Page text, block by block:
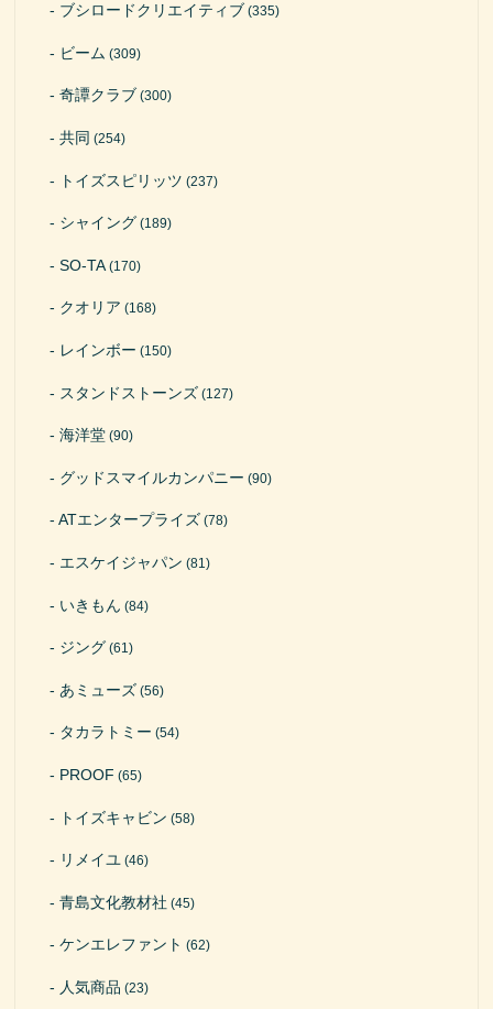
ブシロードクリエイティブ (335)
ビーム (309)
奇譚クラブ (300)
共同 (254)
トイズスピリッツ (237)
シャイング (189)
SO-TA(170)
クオリア (168)
レインボー (150)
スタンドストーンズ (127)
海洋堂 (90)
グッドスマイルカンパニー (90)
ATエンタープライズ (78)
エスケイジャパン (81)
いきもん (84)
ジング (61)
あミューズ (56)
タカラトミー (54)
PROOF (65)
トイズキャビン (58)
リメイユ (46)
青島文化教材社 (45)
ケンエレファント (62)
人気商品 (23)